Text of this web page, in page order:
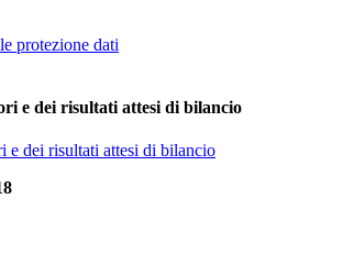
protezione dati
e dei risultati attesi di bilancio
e dei risultati attesi di bilancio